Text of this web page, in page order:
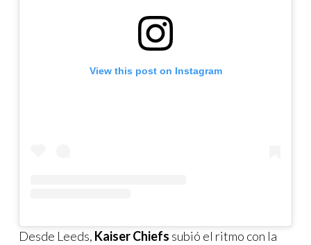
View this post on Instagram
Desde Leeds, Kaiser Chiefs subió el ritmo con la